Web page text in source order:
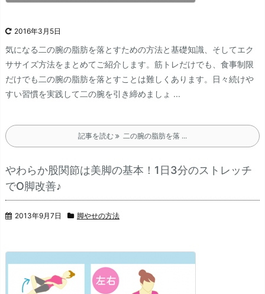
2016年3月5日
気になる二の腕の脂肪を落とすための方法と基礎知識、そしてエク
ササイズ方法をまとめてご紹介します。 筋トレだけでも、食事制限
だけでも二の腕の脂肪を落とすことは難しくあります。日々続けや
すい習慣を実践して二の腕を引き締めましょ ...
記事を読む 二の腕の脂肪を落 ...
やわらか股関節は美脚の基本！1日3分のストレッチ
でO脚改善♪
2013年9月7日 脚やせの方法